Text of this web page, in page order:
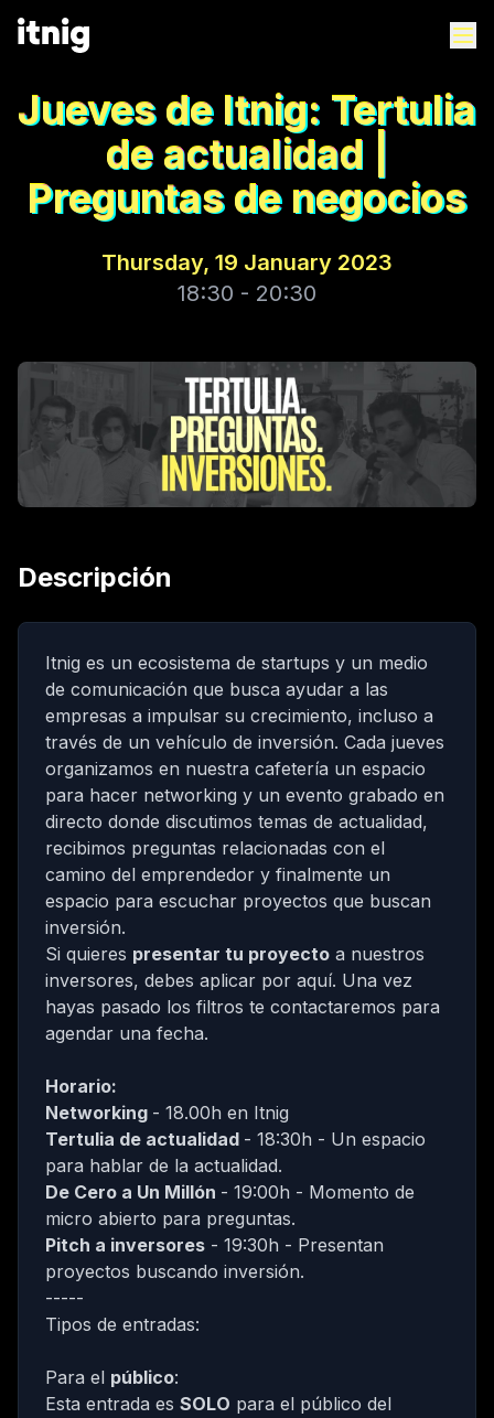
Jueves de Itnig: Tertulia
de actualidad |
Preguntas de negocios
Thursday, 19 January 2023
18:30 - 20:30
Descripción
Itnig es un ecosistema de startups y un medio
de comunicación que busca ayudar a las
empresas a impulsar su crecimiento, incluso a
través de un vehículo de inversión. Cada jueves
organizamos en nuestra cafetería un espacio
para hacer networking y un evento grabado en
directo donde discutimos temas de actualidad,
recibimos preguntas relacionadas con el
camino del emprendedor y finalmente un
espacio para escuchar proyectos que buscan
inversión.
Si quieres presentar tu proyecto a nuestros
inversores, debes aplicar por aquí. Una vez
hayas pasado los filtros te contactaremos para
agendar una fecha.
Horario:
Networking - 18.00h en Itnig
Tertulia de actualidad - 18:30h - Un espacio
para hablar de la actualidad.
De Cero a Un Millón - 19:00h - Momento de
micro abierto para preguntas.
Pitch a inversores - 19:30h - Presentan
proyectos buscando inversión.
-----
Tipos de entradas:
Para el público:
Esta entrada es SOLO para el público del